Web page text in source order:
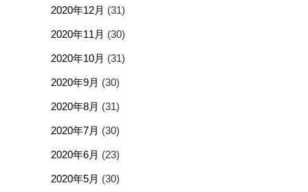
2020年12月 (31)
2020年11月 (30)
2020年10月 (31)
2020年9月 (30)
2020年8月 (31)
2020年7月 (30)
2020年6月 (23)
2020年5月 (30)